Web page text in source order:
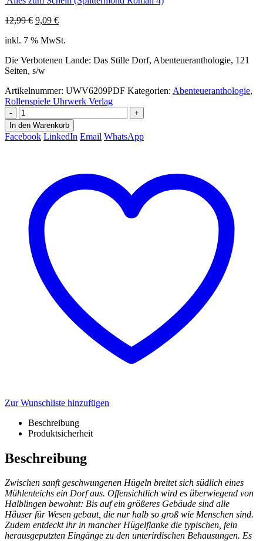
12,99€ Ursprünglicher
war:
9,09 €Aktueller
ist:
inkl. 7 % MwSt.
Die Verbotenen Lande: Das Stille Dorf, Abenteueranthologie, 121
Seiten, s/w
Artikelnummer: UWV6209PDF Kategorien: Abenteueranthologie,
Rollenspiele Uhrwerk Verlag
-
+
In den Warenkorb
Facebook LinkedIn Email WhatsApp
Zur Wunschliste hinzufügen
Beschreibung
Produktsicherheit
Beschreibung
Zwischen sanft geschwungenen Hügeln breitet sich südlich eines
Mühlenteichs ein Dorf aus. Offensichtlich wird es überwiegend von
Halblingen bewohnt: Bis auf ein größeres Gebäude sind alle
Häuser für Wesen gebaut, die nur halb so groß wie Menschen sind.
Zudem entdeckt ihr in mancher Hügelflanke die typischen, fein
herausgeputzten Eingänge zu den unterirdischen Behausungen. Es